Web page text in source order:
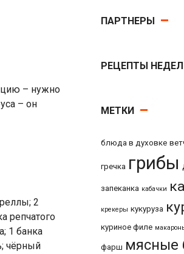
– нужно
– он
2
репчатого
1 банка
чёрный
ПАРТНЕРЫ
РЕЦЕПТЫ
МЕТКИ
блюда в духовке
гречка грибы
запеканка кабачки
крекеры кукуруза
куриное филе
фарш мясные